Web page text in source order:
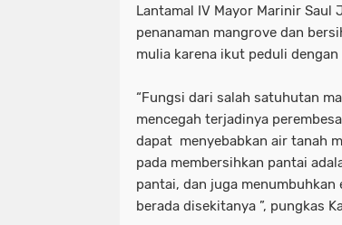
Lantamal IV Mayor Marinir Saul
penanaman mangrove dan
mulia karena ikut peduli
“Fungsi dari salah satuhutan
mencegah terjadinya
dapat menyebabkan air tanah
pada membersihkan pantai
pantai, dan juga
berada disekitanya ”, pungkas